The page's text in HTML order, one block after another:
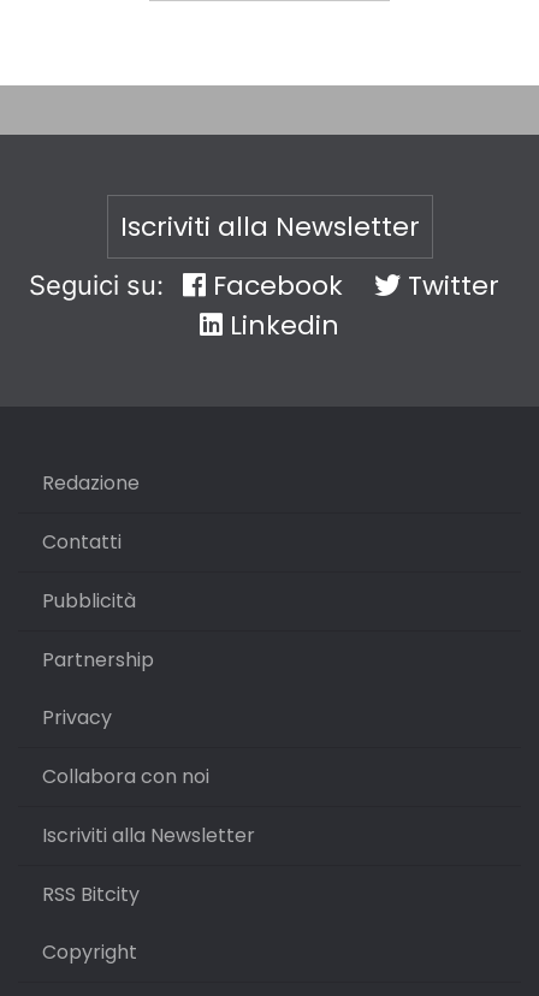
Iscriviti alla Newsletter
Seguici su: Facebook
Twitter
Linkedin
Redazione
Contatti
Pubblicità
Partnership
Privacy
Collabora con noi
Iscriviti alla Newsletter
RSS Bitcity
Copyright